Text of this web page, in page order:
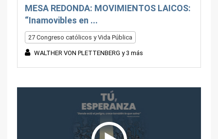
MESA REDONDA: MOVIMIENTOS LAICOS:
“Inamovibles en ...
27 Congreso católicos y Vida Pública
WALTHER VON PLETTENBERG y 3 más